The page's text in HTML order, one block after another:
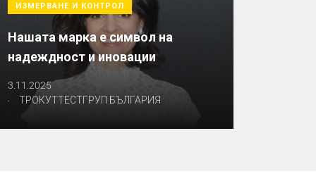
ИЗМЕРВАНЕ И КОНТРОЛ
Нашата марка е символ на
надеждност и иновации
3.11.2025
ТРОКУТТЕСТГРУП БЪЛГАРИЯ